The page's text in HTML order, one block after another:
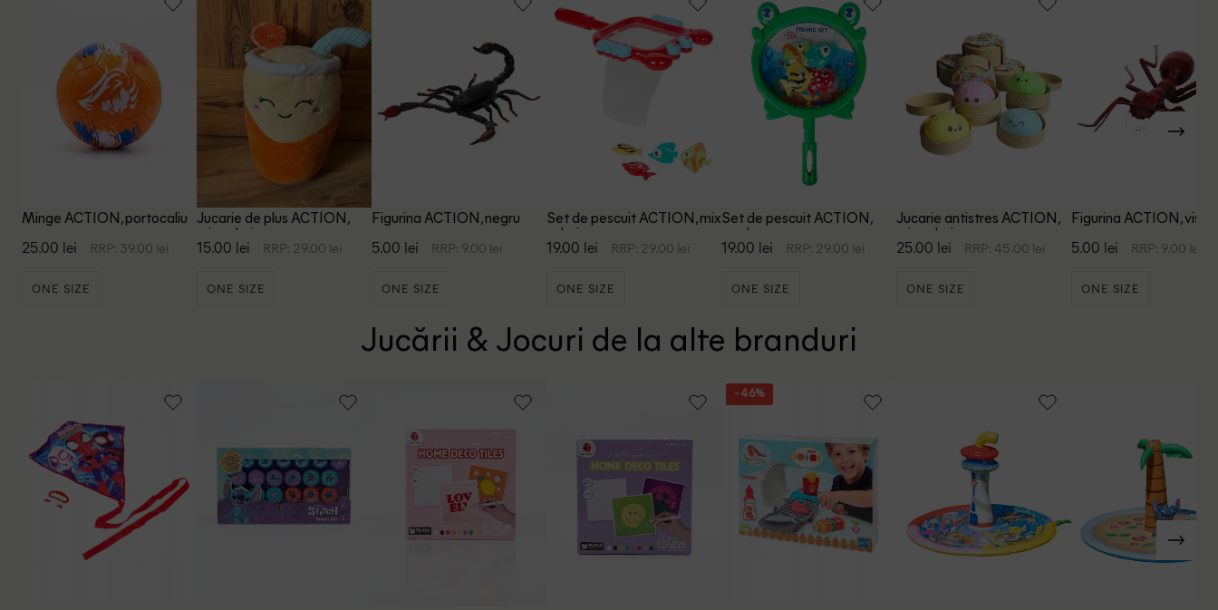
Minge ACTION, portocaliu
25.00 lei RRP: 39.00 lei
ONE SIZE
Jucarie de plus ACTION,
mix culori
15.00 lei RRP: 29.00 lei
ONE SIZE
Figurina ACTION, negru
5.00 lei RRP: 9.00 lei
ONE SIZE
Set de pescuit ACTION, mix
culori
19.00 lei RRP: 29.00 lei
ONE SIZE
Set de pescuit ACTION,
verde
19.00 lei RRP: 29.00 lei
ONE SIZE
Jucarie antistres ACTION,
mix culori
25.00 lei RRP: 45.00 lei
ONE SIZE
Figurina ACTION,
5.00 lei RRP: 9.00 lei
ONE SIZE
Jucării & Jocuri de la alte branduri
- 46%